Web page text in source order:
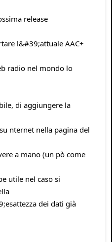
release
l&#39;attuale AAC+
radio nel mondo lo
di aggiungere la
nternet nella pagina del
a mano (un pò come
utile nel caso si
dei dati già